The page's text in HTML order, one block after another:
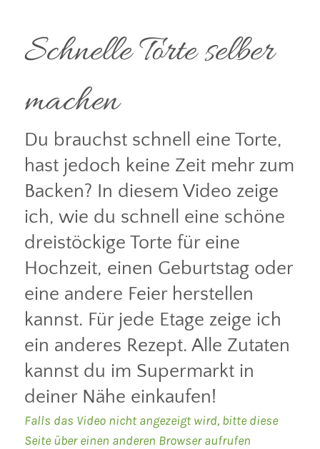
Schnelle Torte selber
machen
Du brauchst schnell eine Torte,
hast jedoch keine Zeit mehr zum
Backen? In diesem Video zeige
ich, wie du schnell eine schöne
dreistöckige Torte für eine
Hochzeit, einen Geburtstag oder
eine andere Feier herstellen
kannst. Für jede Etage zeige ich
ein anderes Rezept. Alle Zutaten
kannst du im Supermarkt in
deiner Nähe einkaufen!
Falls das Video nicht angezeigt wird, bitte diese
Seite über einen anderen Browser aufrufen